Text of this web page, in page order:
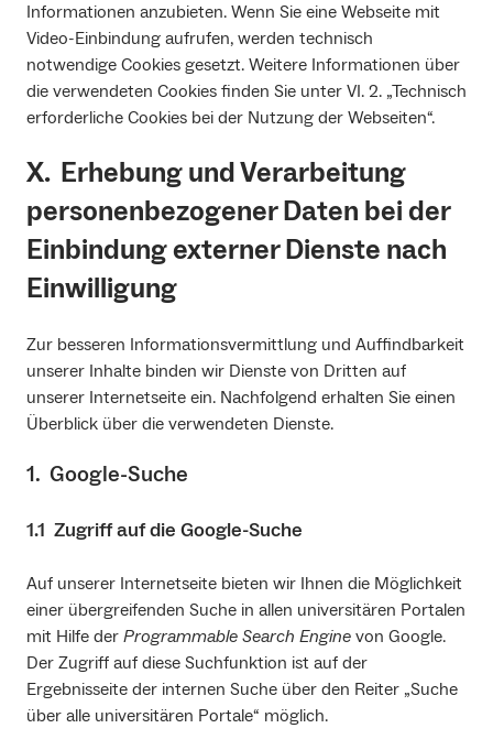
Informationen anzubieten. Wenn Sie eine Webseite mit
Video-Einbindung aufrufen, werden technisch
notwendige Cookies gesetzt. Weitere Informationen über
die verwendeten Cookies finden Sie unter VI. 2. „Technisch
erforderliche Cookies bei der Nutzung der Webseiten“.
X. Erhebung und Verarbeitung
personenbezogener Daten bei der
Einbindung externer Dienste nach
Einwilligung
Zur besseren Informationsvermittlung und Auffindbarkeit
unserer Inhalte binden wir Dienste von Dritten auf
unserer Internetseite ein. Nachfolgend erhalten Sie einen
Überblick über die verwendeten Dienste.
1. Google-Suche
1.1 Zugriff auf die Google-Suche
Auf unserer Internetseite bieten wir Ihnen die Möglichkeit
einer übergreifenden Suche in allen universitären Portalen
mit Hilfe der Programmable Search Engine von Google.
Der Zugriff auf diese Suchfunktion ist auf der
Ergebnisseite der internen Suche über den Reiter „Suche
über alle universitären Portale“ möglich.